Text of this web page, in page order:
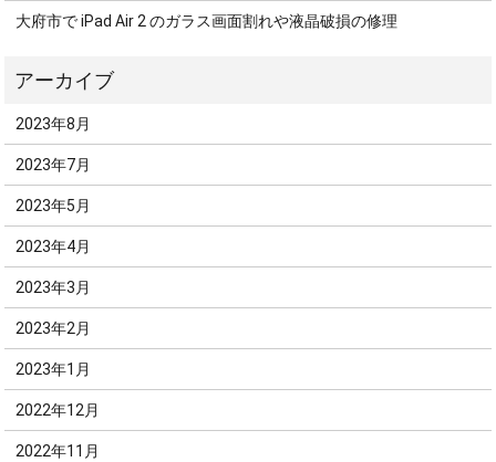
大府市で iPad Air 2 のガラス画面割れや液晶破損の修理
2023年8月
2023年7月
2023年5月
2023年4月
2023年3月
2023年2月
2023年1月
2022年12月
2022年11月